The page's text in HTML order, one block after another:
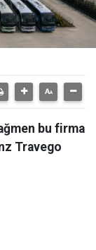
bu firma
Travego